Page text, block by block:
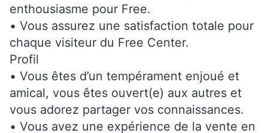
enthousiasme pour Free.
• Vous assurez une satisfaction totale pour
chaque visiteur du Free Center.
Profil
• Vous êtes d’un tempérament enjoué et
amical, vous êtes ouvert(e) aux autres et
vous adorez partager vos connaissances.
• Vous avez une expérience de la vente en